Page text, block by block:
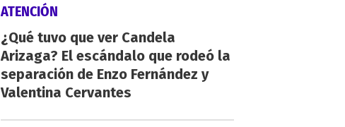
ATENCIÓN
¿Qué tuvo que ver Candela
Arizaga? El escándalo que rodeó la
separación de Enzo Fernández y
Valentina Cervantes